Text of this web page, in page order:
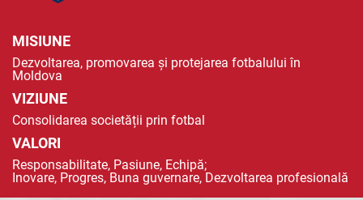
MISIUNE
Dezvoltarea, promovarea și protejarea fotbalului în
Moldova
VIZIUNE
Consolidarea societății prin fotbal
VALORI
Responsabilitate, Pasiune, Echipă;
Inovare, Progres, Buna guvernare, Dezvoltarea profesională